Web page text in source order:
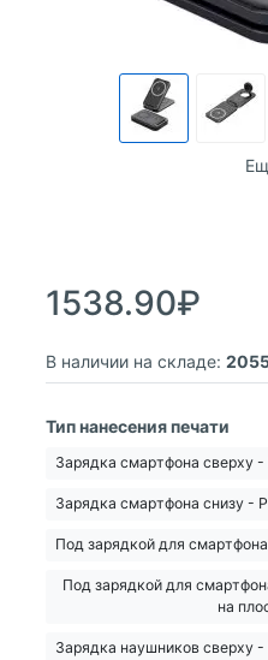
1538.90₽
В наличии на складе:
Тип нанесения печати
Зарядка смартфона сверху -
Зарядка смартфона снизу -
Под зарядкой для
Под зарядкой для
на
Зарядка наушников сверху -